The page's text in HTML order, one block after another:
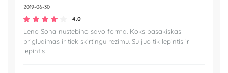
2019-06-30
4.0
Leno Sona nustebino savo forma. Koks pasakiskas
prigludimas ir tiek skirtingu rezimu. Su juo tik lepintis ir
lepintis